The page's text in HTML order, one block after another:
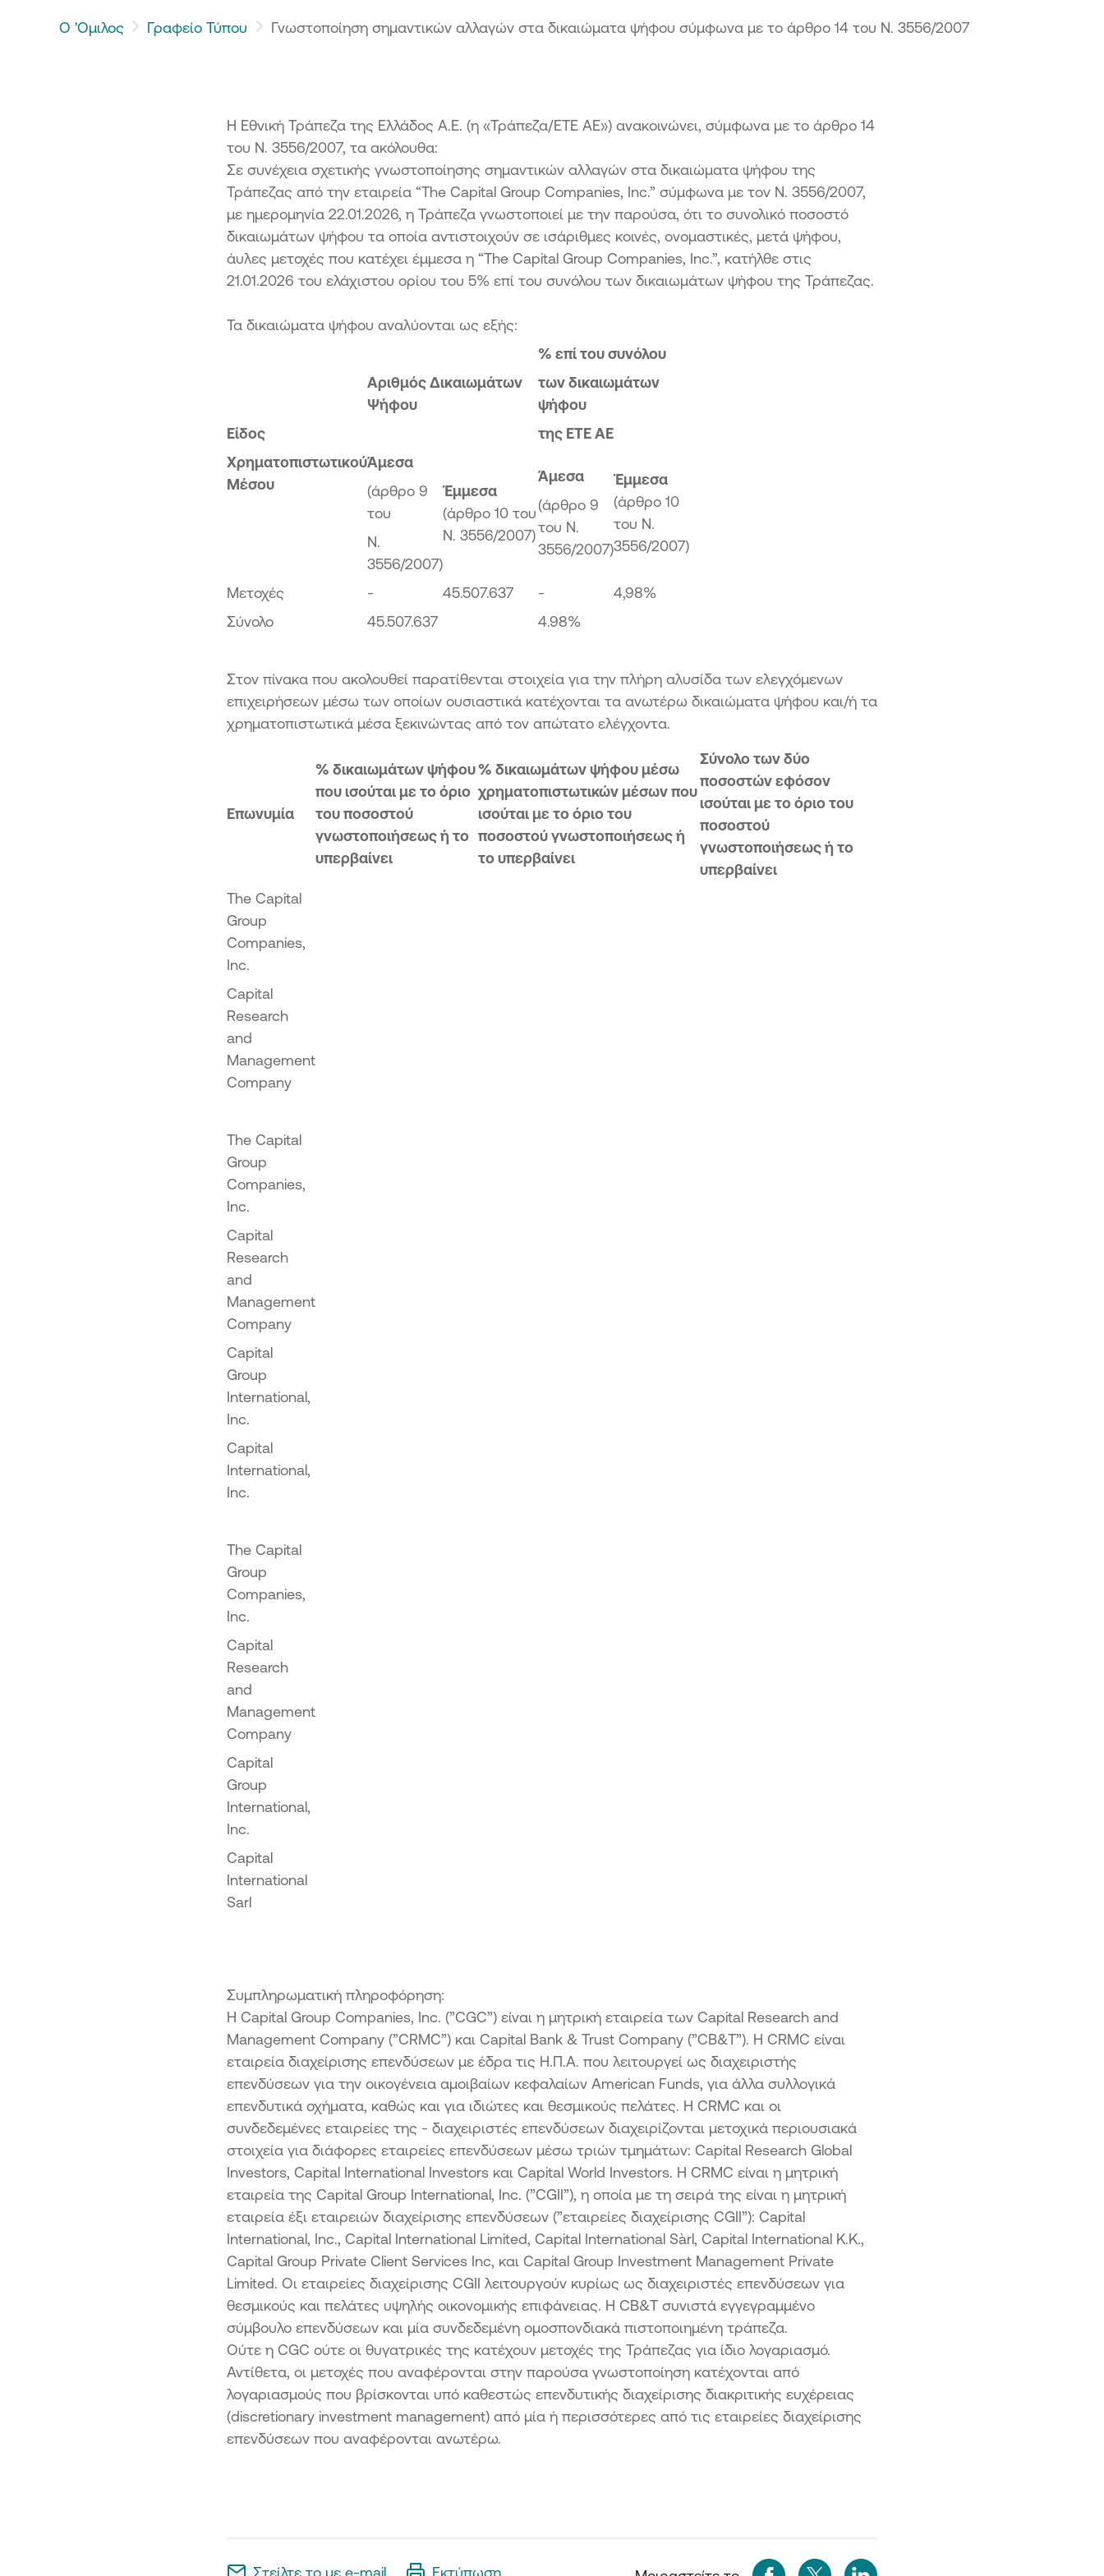
Σταθερότητας -
Ο 'Ομιλος Γραφείο Τύπου Γνωστοποίηση σημαντικών αλλαγών στα δικαιώματα ψήφου σύμφωνα με το άρθρο 14 του Ν. 3556/2007
Η Εθνική Τράπεζα της Ελλάδος A.E. (η «Τράπεζα/ΕΤΕ ΑΕ») ανακοινώνει, σύμφωνα με το άρθρο 14
του Ν. 3556/2007, τα ακόλουθα:
Σε συνέχεια σχετικής γνωστοποίησης σημαντικών αλλαγών στα δικαιώματα ψήφου της
Τράπεζας από την εταιρεία “The Capital Group Companies, Inc.” σύμφωνα με τον Ν. 3556/2007,
με ημερομηνία 22.01.2026, η Τράπεζα γνωστοποιεί με την παρούσα, ότι το συνολικό ποσοστό
δικαιωμάτων ψήφου τα οποία αντιστοιχούν σε ισάριθμες κοινές, ονομαστικές, μετά ψήφου,
άυλες μετοχές που κατέχει έμμεσα η “The Capital Group Companies, Inc.”, κατήλθε στις
21.01.2026 του ελάχιστου ορίου του 5% επί του συνόλου των δικαιωμάτων ψήφου της Τράπεζας.
Τα δικαιώματα ψήφου αναλύονται ως εξής:
Είδος
Χρηματοπιστωτικού
Μέσου
Αριθμός Δικαιωμάτων
Ψήφου
% επί του συνόλου
των δικαιωμάτων
ψήφου
της ETE AE
Άμεσα
(άρθρο 9
του
Ν.
3556/2007)
Έμμεσα
(άρθρο 10 του
Ν. 3556/2007)
Άμεσα
(άρθρο 9
του Ν.
3556/2007)
Έμμεσα
(άρθρο 10
του Ν.
3556/2007)
Μετοχές - 45.507.637 - 4,98%
Σύνολο
45.507.637 4.98%
Στον πίνακα που ακολουθεί παρατίθενται στοιχεία για την πλήρη αλυσίδα των ελεγχόμενων
επιχειρήσεων μέσω των οποίων ουσιαστικά κατέχονται τα ανωτέρω δικαιώματα ψήφου και/ή τα
χρηματοπιστωτικά μέσα ξεκινώντας από τον απώτατο ελέγχοντα.
Επωνυμία
% δικαιωμάτων ψήφου
που ισούται με το όριο
του ποσοστού
γνωστοποιήσεως ή το
υπερβαίνει
% δικαιωμάτων ψήφου μέσω
χρηματοπιστωτικών μέσων που
ισούται με το όριο του
ποσοστού γνωστοποιήσεως ή
το υπερβαίνει
Σύνολο των δύο
ποσοστών εφόσον
ισούται με το όριο του
ποσοστού
γνωστοποιήσεως ή το
υπερβαίνει
The Capital
Group
Companies,
Inc.
Capital
Research
and
Management
Company
The Capital
Group
Companies,
Inc.
Capital
Research
and
Management
Company
Capital
Group
International,
Inc.
Capital
International,
Inc.
The Capital
Group
Companies,
Inc.
Capital
Research
and
Management
Company
Capital
Group
International,
Inc.
Capital
International
Sarl
Συμπληρωματική πληροφόρηση:
Η Capital Group Companies, Inc. (”CGC”) είναι η μητρική εταιρεία των Capital Research and
Management Company (”CRMC”) και Capital Bank & Trust Company (”CB&T”). Η CRMC είναι
εταιρεία διαχείρισης επενδύσεων με έδρα τις Η.Π.Α. που λειτουργεί ως διαχειριστής
επενδύσεων για την οικογένεια αμοιβαίων κεφαλαίων American Funds, για άλλα συλλογικά
επενδυτικά οχήματα, καθώς και για ιδιώτες και θεσμικούς πελάτες. Η CRMC και οι
συνδεδεμένες εταιρείες της - διαχειριστές επενδύσεων διαχειρίζονται μετοχικά περιουσιακά
στοιχεία για διάφορες εταιρείες επενδύσεων μέσω τριών τμημάτων: Capital Research Global
Investors, Capital International Investors και Capital World Investors. Η CRMC είναι η μητρική
εταιρεία της Capital Group International, Inc. (”CGII”), η οποία με τη σειρά της είναι η μητρική
εταιρεία έξι εταιρειών διαχείρισης επενδύσεων (”εταιρείες διαχείρισης CGII”): Capital
International, Inc., Capital International Limited, Capital International Sàrl, Capital International K.K.,
Capital Group Private Client Services Inc, και Capital Group Investment Management Private
Limited. Οι εταιρείες διαχείρισης CGII λειτουργούν κυρίως ως διαχειριστές επενδύσεων για
θεσμικούς και πελάτες υψηλής οικονομικής επιφάνειας. Η CB&T συνιστά εγγεγραμμένο
σύμβουλο επενδύσεων και μία συνδεδεμένη ομοσπονδιακά πιστοποιημένη τράπεζα.
Ούτε η CGC ούτε οι θυγατρικές της κατέχουν μετοχές της Τράπεζας για ίδιο λογαριασμό.
Αντίθετα, οι μετοχές που αναφέρονται στην παρούσα γνωστοποίηση κατέχονται από
λογαριασμούς που βρίσκονται υπό καθεστώς επενδυτικής διαχείρισης διακριτικής ευχέρειας
(discretionary investment management) από μία ή περισσότερες από τις εταιρείες διαχείρισης
επενδύσεων που αναφέρονται ανωτέρω.
Στείλτε το με e-mail Εκτύπωση